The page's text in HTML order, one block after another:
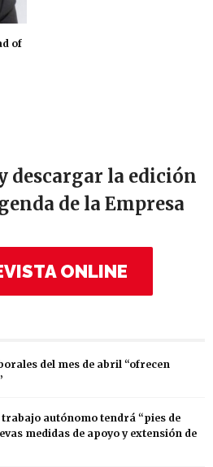
of
descargar la edición
de la Empresa
ONLINE
del mes de abril “ofrecen
autónomo tendrá “pies de
medidas de apoyo y extensión de